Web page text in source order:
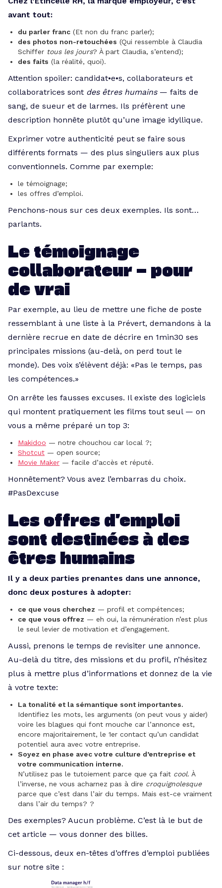
avant tout:
du parler franc (Et non du franc parler);
des photos non-retouchées (Qui ressemble à Claudia
Schiffer tous les jours? À part Claudia, s’entend);
des faits (la réalité, quoi).
Attention spoiler: candidat•e•s, collaborateurs et
collaboratrices sont des êtres humains— faits de
sang, de sueur et de larmes. Ils préfèrent une
description honnête plutôt qu’une image idyllique.
Exprimer votre authenticité peut se faire sous
différents formats — des plus singuliers aux plus
conventionnels. Comme par exemple:
le témoignage;
les offres d’emploi.
Penchons-nous sur ces deux exemples. Ils sont…
parlants.
Le témoignage
collaborateur — pour
de vrai
Par exemple, au lieu de mettre une fiche de poste
ressemblant à une liste à la Prévert, demandons à la
dernière recrue en date de décrire en 1min30 ses
principales missions (au-delà, on perd tout le
monde). Des voix s’élèvent déjà: «Pas le temps, pas
les compétences.»
On arrête les fausses excuses. Il existe des logiciels
qui montent pratiquement les films tout seul — on
vous a même préparé un top 3:
Makidoo — notre chouchou car local ?;
Shotcut — open source;
Movie Maker — facile d’accès et réputé.
Honnêtement? Vous avez l’embarras du choix.
#PasDexcuse
Les offres d’emploi
sont destinées à des
êtres humains
Il y a deux parties prenantes dans une annonce,
donc deux postures à adopter:
ce que vous cherchez — profil et compétences;
ce que vous offrez — eh oui, la rémunération n’est plus
le seul levier de motivation et d’engagement.
Aussi, prenons le temps de revisiter une annonce.
Au-delà du titre, des missions et du profil, n’hésitez
plus à mettre plus d’informations et donnez de la vie
à votre texte:
La tonalité et la sémantique sont importantes.
Identifiez les mots, les arguments (on peut vous y aider)
voire les blagues qui font mouche car l’annonce est,
encore majoritairement, le 1er contact qu’un candidat
potentiel aura avec votre entreprise.
Soyez en phase avec votre culture d’entreprise et
votre communication interne.
N’utilisez pas le tutoiement parce que ça fait cool. À
l’inverse, ne vous acharnez pas à dire croquignolesque
parce que c’est dans l’air du temps. Mais est-ce vraiment
dans l’air du temps? ?
Des exemples? Aucun problème. C’est là le but de
cet article — vous donner des billes.
Ci-dessous, deux en-têtes d’offres d’emploi publiées
sur notre site :